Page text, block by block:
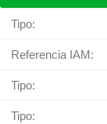
Tipo:
Referencia IAM:
Tipo:
Tipo: